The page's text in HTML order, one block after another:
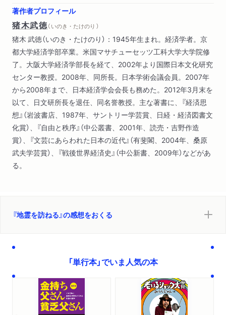
11 熊谷から深谷を歩き秩父鉱山へ
12 足利から富井（篠井）鉱山跡を通り白河の関へ
13 登米、栗原から鶯沢の細倉鉱山へ
14 神岡鉱山から白山中宮温泉を経て尾小屋鉱山へ
15 松阪から尾鷲、十津川村、新宮を巡り高野山へ
16 別子銅山を再訪し、西条から市之川鉱山へ
17 安芸高田の神楽を観て、奥出雲のたたら山内を訪ねる
18 陸前高田市から気仙沼、そして鉄都・釜石へ
19 盛岡から八幡平の松尾鉱山跡を見て国見峠へ
20 筑豊三都を巡り、秋月城址へ
21 久留米から三池を訪ね、天草へ
22 苫小牧から夕張・三笠の炭鉱跡を歩き五稜郭へ
23 小諸から小串鉱山、小布施から米子鉱山へ
27 永野鉱山跡から菱刈鉱山を経て、知覧へ
著作者プロフィール
猪木武徳（ いのき・たけのり ）
猪木 武徳（いのき・たけのり）：1945年生まれ。経済学者。京
都大学経済学部卒業。米国マサチューセッツ工科大学大学院修
了。大阪大学経済学部長を経て、2002年より国際日本文化研究
センター教授。2008年、同所長。日本学術会議会員。2007年
から2008年まで、日本経済学会会長も務めた。2012年3月末を
以て、日文研所長を退任、同名誉教授。主な著書に、『経済思
想』（岩波書店、1987年、サントリー学芸賞、日経・経済図書文
化賞）、『自由と秩序』（中公叢書、2001年、読売・吉野作造
賞）、『文芸にあらわれた日本の近代』（有斐閣、2004年、桑原
武夫学芸賞）、『戦後世界経済史』（中公新書、2009年）などがあ
る。
『地霊を訪ねる』の感想をおくる
「単行本」でいま人気の本